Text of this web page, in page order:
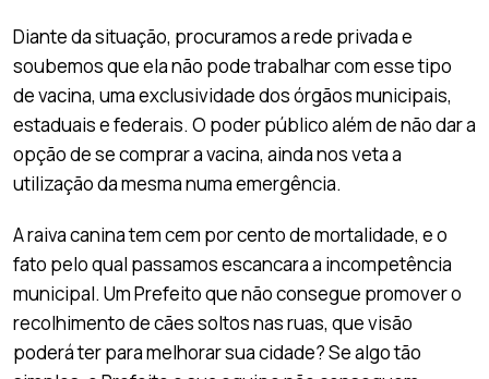
Diante da situação, procuramos a rede privada e
soubemos que ela não pode trabalhar com esse tipo
de vacina, uma exclusividade dos órgãos municipais,
estaduais e federais. O poder público além de não dar a
opção de se comprar a vacina, ainda nos veta a
utilização da mesma numa emergência.
A raiva canina tem cem por cento de mortalidade, e o
fato pelo qual passamos escancara a incompetência
municipal. Um Prefeito que não consegue promover o
recolhimento de cães soltos nas ruas, que visão
poderá ter para melhorar sua cidade? Se algo tão